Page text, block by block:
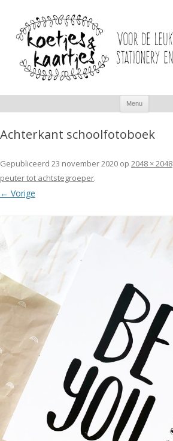
Menu
inhoud
Achterkant schoolfotoboek
Gepubliceerd 23 november 2020 op 2048 × 2048
peuter tot achtstegroeper.
← Vorige